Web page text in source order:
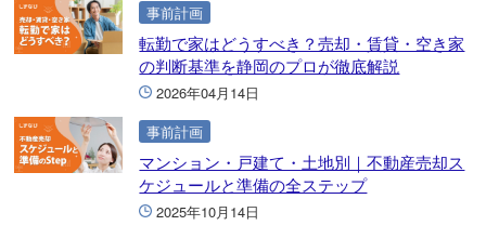
事前計画
転勤で家はどうすべき？売却・賃貸・空き家
の判断基準を静岡のプロが徹底解説
2026年04月14日
事前計画
マンション・戸建て・土地別｜不動産売却ス
ケジュールと準備の全ステップ
2025年10月14日